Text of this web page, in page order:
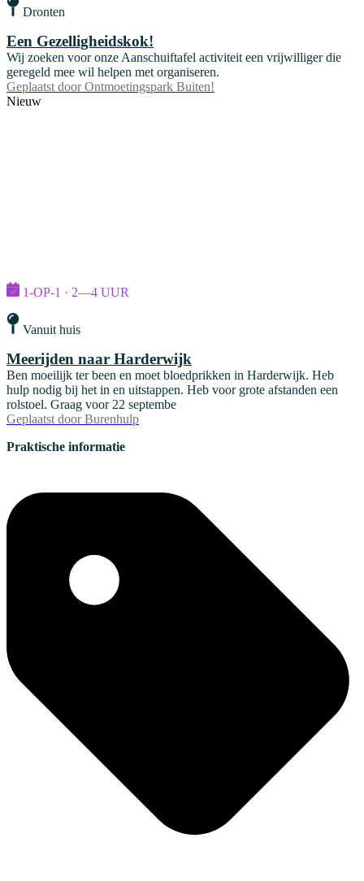
Dronten
Een Gezelligheidskok!
Wij zoeken voor onze Aanschuiftafel activiteit een vrijwilliger die
geregeld mee wil helpen met organiseren.
Geplaatst door Ontmoetingspark Buiten!
Nieuw
1-OP-1 · 2—4 UUR
Vanuit huis
Meerijden naar Harderwijk
Ben moeilijk ter been en moet bloedprikken in Harderwijk. Heb
hulp nodig bij het in en uitstappen. Heb voor grote afstanden een
rolstoel. Graag voor 22 septembe
Geplaatst door Burenhulp
Praktische informatie